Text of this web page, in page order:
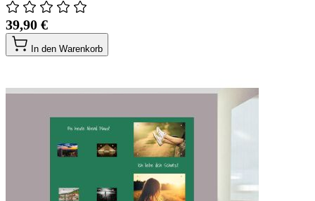
39,90 €
In den Warenkorb